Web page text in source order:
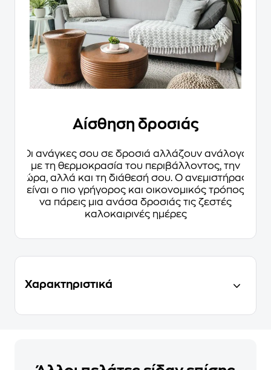
Αίσθηση δροσιάς
Οι ανάγκες σου σε δροσιά αλλάζουν ανάλογα
με τη θερμοκρασία του περιβάλλοντος, την
ώρα, αλλά και τη διάθεσή σου. Ο ανεμιστήρας
είναι ο πιο γρήγορος και οικονομικός τρόπος
να πάρεις μια ανάσα δροσιάς τις ζεστές
καλοκαιρινές ημέρες
Χαρακτηριστικά